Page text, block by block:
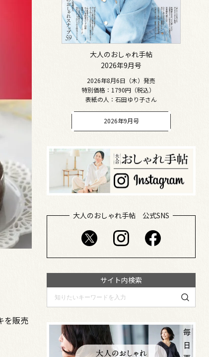
を販売
大人のおしゃれ手帖
2026年9月号
2026年8月6日（木）発売
特別価格：1790円（税込）
表紙の人：石田ゆり子さん
2026年9月号
大人のおしゃれ手帖 公式SNS
サイト内検索